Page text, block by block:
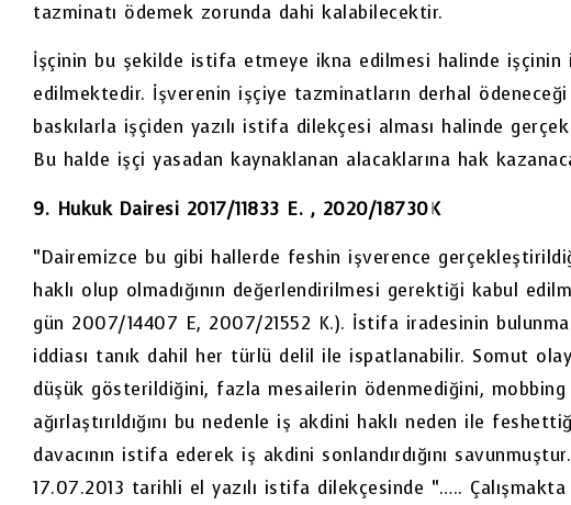
tazminatı ödemek zorunda dahi kalabilecektir.
İşçinin bu şekilde istifa etmeye ikna edilmesi halinde işçinin
edilmektedir. İşverenin işçiye tazminatların derhal
baskılarla işçiden yazılı istifa dilekçesi alması halinde
Bu halde işçi yasadan kaynaklanan alacaklarına hak
9. Hukuk Dairesi 2017/11833 E. , 2020/18730K
“Dairemizce bu gibi hallerde feshin işverence
haklı olup olmadığının değerlendirilmesi gerektiği kabul
gün 2007/14407 E, 2007/21552 K.). İstifa iradesinin
iddiası tanık dahil her türlü delil ile ispatlanabilir. Somut
düşük gösterildiğini, fazla mesailerin ödenmediğini, mobbing
ağırlaştırıldığını bu nedenle iş akdini haklı neden ile
davacının istifa ederek iş akdini sonlandırdığını
17.07.2013 tarihli el yazılı istifa dilekçesinde “…..